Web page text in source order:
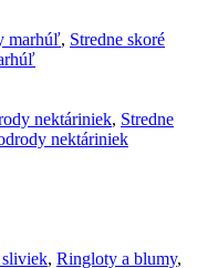
marhúľ, Stredne skoré
nektáriniek, Stredne
nektáriniek
, Ringloty a blumy,